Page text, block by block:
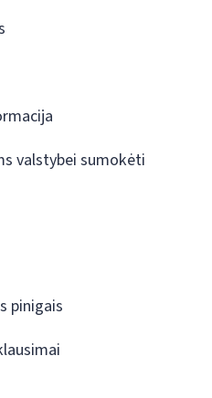
valstybei sumokėti
pinigais